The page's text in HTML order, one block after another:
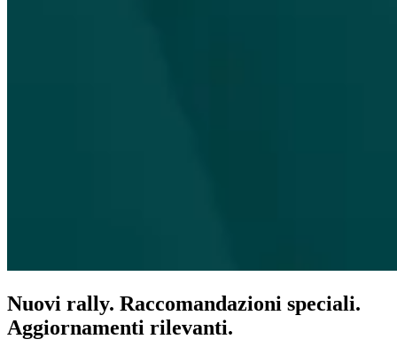
Nuovi rally. Raccomandazioni speciali.
Aggiornamenti rilevanti.